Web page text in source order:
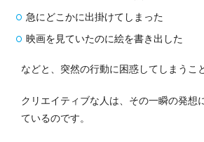
急にどこかに出掛けてしまった
映画を見ていたのに絵を書き出した
などと、突然の行動に困惑してしまうこ
クリエイティブな人は、その一瞬の発想
ているのです。